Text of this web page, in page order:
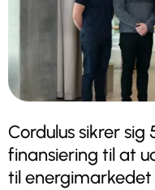
Cordulus sikrer sig
finansiering til at
til energimarkedet